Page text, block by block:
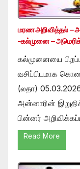
மரண அறிவித்தல் –
-கல்முனை –
கல்முனையை
வசிப்பிடமாக
(லதா)
அன்னாரின்
பின்னர்
Read More